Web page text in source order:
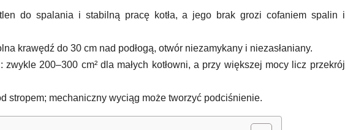
do spalania i stabilną pracę kotła, a jego brak grozi cofaniem spalin i
krawędź do 30 cm nad podłogą, otwór niezamykany i niezasłaniany.
200–300 cm² dla małych kotłowni, a przy większej mocy licz przekrój
stropem; mechaniczny wyciąg może tworzyć podciśnienie.